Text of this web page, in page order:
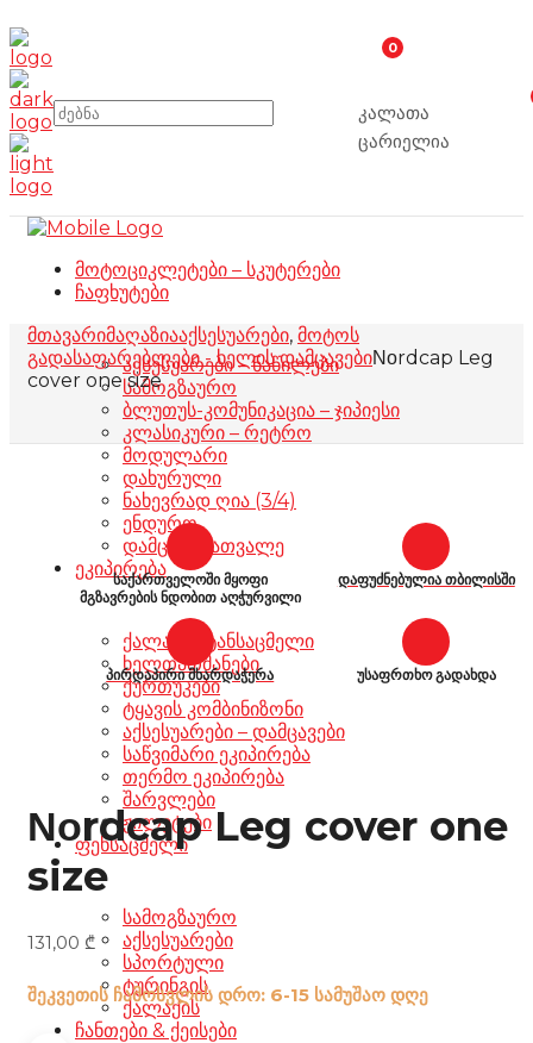
0
კალათა
ცარიელია
მოტოციკლეტები – სკუტერები
ჩაფხუტები
აქსესუარები – ნაწილები
სამოგზაურო
ბლუთუს-კომუნიკაცია – ჯიპიესი
კლასიკური – რეტრო
მოდულარი
დახურული
ნახევრად ღია (3/4)
ენდურო
დამცავი სათვალე
ეკიპირება
ქალაქის ტანსაცმელი
ხელთათმანები
ქურთუკები
ტყავის კომბინიზონი
აქსესუარები – დამცავები
საწვიმარი ეკიპირება
თერმო ეკიპირება
შარვლები
ჟილეტები
ფეხსაცმელი
სამოგზაურო
აქსესუარები
სპორტული
ტურინგის
ქალაქის
ჩანთები & ქეისები
მთავარიმაღაზიააქსესუარები, მოტოს
გადასაფარებლები - ხელის დამცავებიΝοrdcap Leg
cover one size
საქართველოში მყოფი
მგზავრების ნდობით აღჭურვილი
დაფუძნებულია თბილისში
პირდაპირი მხარდაჭერა უსაფრთხო გადახდა
Νοrdcap Leg cover one
size
131,00 ₾
შეკვეთის ჩამოსვლის დრო: 6-15 სამუშაო დღე